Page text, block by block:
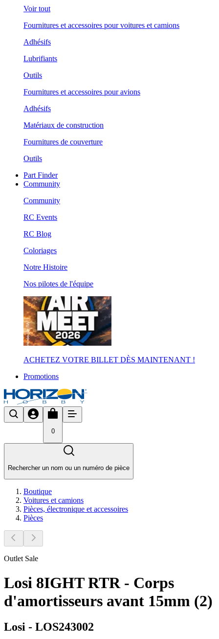
Voir tout
Fournitures et accessoires pour voitures et camions
Adhésifs
Lubrifiants
Outils
Fournitures et accessoires pour avions
Adhésifs
Matériaux de construction
Fournitures de couverture
Outils
Part Finder
Community
Community
RC Events
RC Blog
Coloriages
Notre Histoire
Nos pilotes de l'équipe
ACHETEZ VOTRE BILLET DÈS MAINTENANT !
Promotions
0
Rechercher un nom ou un numéro de pièce
Boutique
Voitures et camions
Pièces, électronique et accessoires
Pièces
Outlet Sale
Losi 8IGHT RTR - Corps
d'amortisseurs avant 15mm (2)
Losi - LOS243002